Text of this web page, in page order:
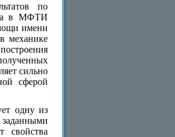
по
в МФТИ
имени
механике
сильно
сферой
одну из
свойства